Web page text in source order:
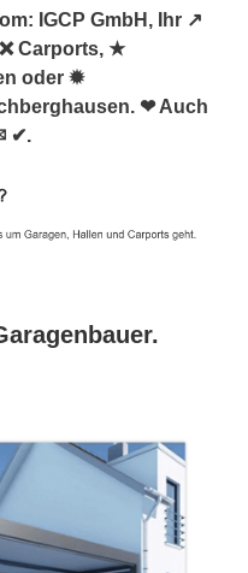
IGCP GmbH, Ihr ↗️
Carports, ★
oder ✹
❤ Auch
✔.